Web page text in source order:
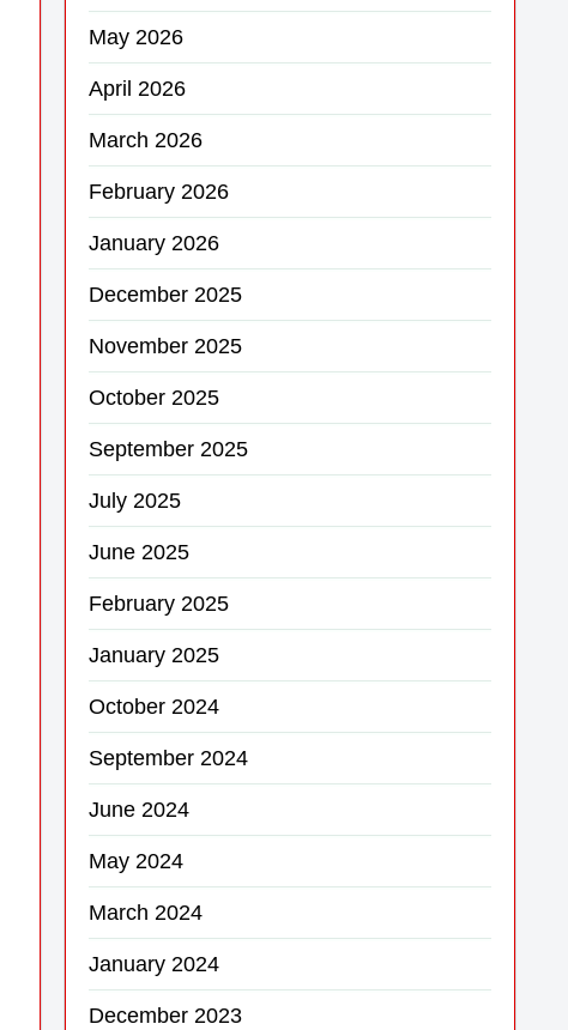
May 2026
April 2026
March 2026
February 2026
January 2026
December 2025
November 2025
October 2025
September 2025
July 2025
June 2025
February 2025
January 2025
October 2024
September 2024
June 2024
May 2024
March 2024
January 2024
December 2023